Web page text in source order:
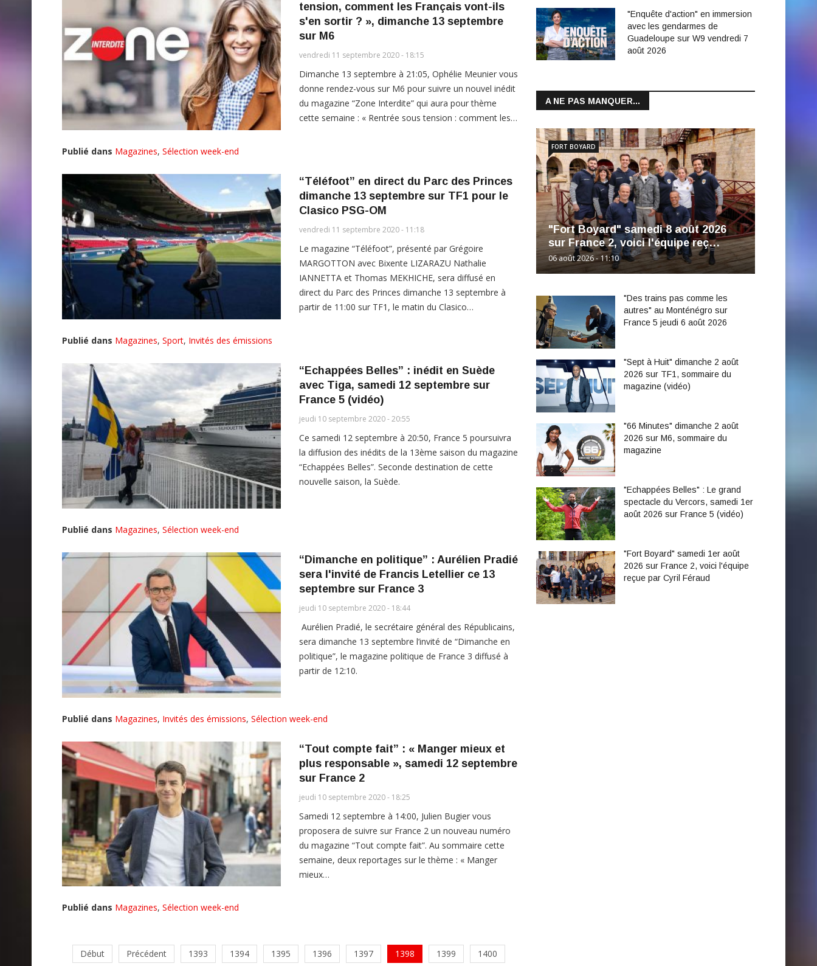
tension, comment les Français vont-ils
s'en sortir ? », dimanche 13 septembre
sur M6
vendredi 11 septembre 2020 - 18:15
Dimanche 13 septembre à 21:05, Ophélie Meunier vous
donne rendez-vous sur M6 pour suivre un nouvel inédit
du magazine “Zone Interdite” qui aura pour thème
cette semaine : « Rentrée sous tension : comment les…
Publié dans Magazines, Sélection week-end
“Téléfoot” en direct du Parc des Princes
dimanche 13 septembre sur TF1 pour le
Clasico PSG-OM
vendredi 11 septembre 2020 - 11:18
Le magazine “Téléfoot”, présenté par Grégoire
MARGOTTON avec Bixente LIZARAZU Nathalie
IANNETTA et Thomas MEKHICHE, sera diffusé en
direct du Parc des Princes dimanche 13 septembre à
partir de 11:00 sur TF1, le matin du Clasico…
Publié dans Magazines, Sport, Invités des émissions
“Echappées Belles” : inédit en Suède
avec Tiga, samedi 12 septembre sur
France 5 (vidéo)
jeudi 10 septembre 2020 - 20:55
Ce samedi 12 septembre à 20:50, France 5 poursuivra
la diffusion des inédits de la 13ème saison du magazine
“Echappées Belles”. Seconde destination de cette
nouvelle saison, la Suède.
Publié dans Magazines, Sélection week-end
“Dimanche en politique” : Aurélien Pradié
sera l'invité de Francis Letellier ce 13
septembre sur France 3
jeudi 10 septembre 2020 - 18:44
Aurélien Pradié, le secrétaire général des Républicains,
sera dimanche 13 septembre l’invité de “Dimanche en
politique”, le magazine politique de France 3 diffusé à
partir de 12:10.
Publié dans Magazines, Invités des émissions, Sélection week-end
“Tout compte fait” : « Manger mieux et
plus responsable », samedi 12 septembre
sur France 2
jeudi 10 septembre 2020 - 18:25
Samedi 12 septembre à 14:00, Julien Bugier vous
proposera de suivre sur France 2 un nouveau numéro
du magazine “Tout compte fait”. Au sommaire cette
semaine, deux reportages sur le thème : « Manger
mieux…
Publié dans Magazines, Sélection week-end
Début Précédent 1393 1394 1395 1396 1397 1398 1399 1400
"Enquête d'action" en immersion
avec les gendarmes de
Guadeloupe sur W9 vendredi 7
août 2026
A NE PAS MANQUER...
"Fort Boyard" samedi 8 août 2026
sur France 2, voici l'équipe reç…
06 août 2026 - 11:10
FORT BOYARD
"Des trains pas comme les
autres" au Monténégro sur
France 5 jeudi 6 août 2026
"Sept à Huit" dimanche 2 août
2026 sur TF1, sommaire du
magazine (vidéo)
"66 Minutes" dimanche 2 août
2026 sur M6, sommaire du
magazine
"Echappées Belles" : Le grand
spectacle du Vercors, samedi 1er
août 2026 sur France 5 (vidéo)
"Fort Boyard" samedi 1er août
2026 sur France 2, voici l'équipe
reçue par Cyril Féraud